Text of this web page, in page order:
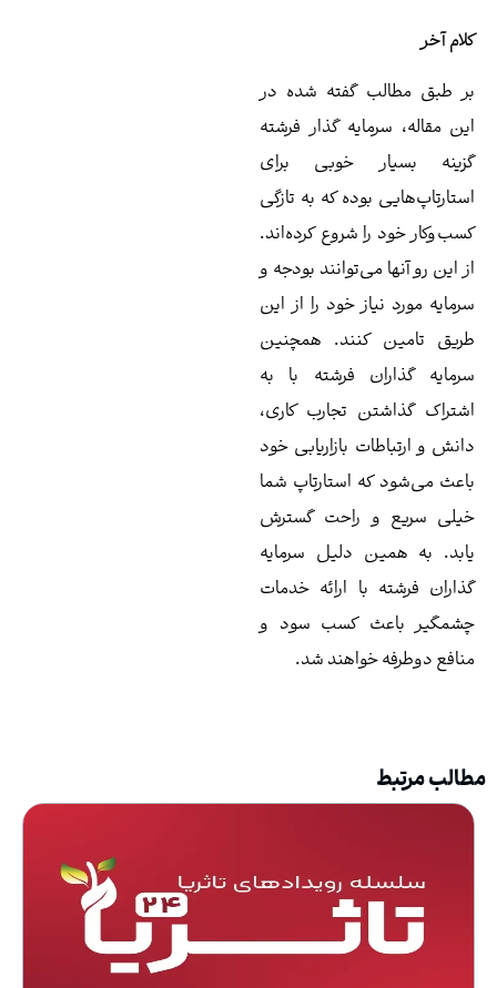
آخر
طبق مطالب گفته شده در
مقاله، سرمایه گذار فرشته
بسیار خوبی برای
بوده که به تازگی
خود را شروع کرده‌اند.
این رو آنها می‌توانند بودجه و
مورد نیاز خود را از این
تامین کنند. همچنین
گذاران فرشته با به
گذاشتن تجارب کاری،
و ارتباطات بازاریابی خود
می‌شود که استارتاپ شما
سریع و راحت گسترش
به همین دلیل سرمايه
فرشته با ارائه خدمات
باعث کسب سود و
دوطرفه خواهند شد.
مرتبط